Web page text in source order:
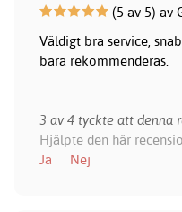
(5 av 5) av
Väldigt bra service,
bara rekommenderas.
3 av 4 tyckte att denna
Hjälpte den här
Ja
Nej